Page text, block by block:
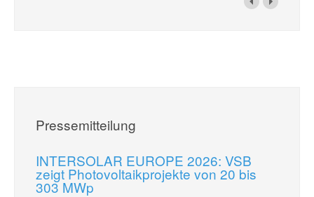
Pressemitteilung
INTERSOLAR EUROPE 2026: VSB
zeigt Photovoltaikprojekte von 20 bis
303 MWp